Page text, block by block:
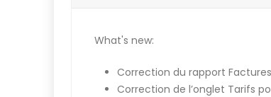
What's new:
Correction du rapport
Correction de l’onglet Tarifs